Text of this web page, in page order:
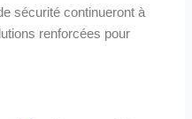
sécurité continueront à
renforcées pour